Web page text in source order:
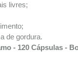
livres;
de gordura.
- 120 Cápsulas -